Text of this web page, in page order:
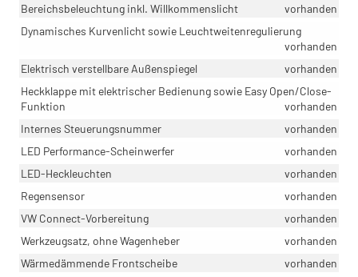
Bereichsbeleuchtung inkl. Willkommenslicht
vorhanden
Dynamisches Kurvenlicht sowie Leuchtweitenregulierung
vorhanden
Elektrisch verstellbare Außenspiegel
vorhanden
Heckklappe mit elektrischer Bedienung sowie Easy Open/Close-
Funktion
vorhanden
Internes Steuerungsnummer
vorhanden
LED Performance-Scheinwerfer
vorhanden
LED-Heckleuchten
vorhanden
Regensensor
vorhanden
VW Connect-Vorbereitung
vorhanden
Werkzeugsatz, ohne Wagenheber
vorhanden
Wärmedämmende Frontscheibe
vorhanden